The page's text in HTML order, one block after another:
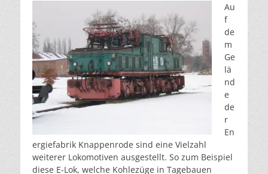
Au
f
de
m
Ge
lä
nd
e
de
r
En
ergiefabrik Knappenrode sind eine Vielzahl
weiterer Lokomotiven ausgestellt. So zum Beispiel
diese E-Lok, welche Kohlezüge in Tagebauen